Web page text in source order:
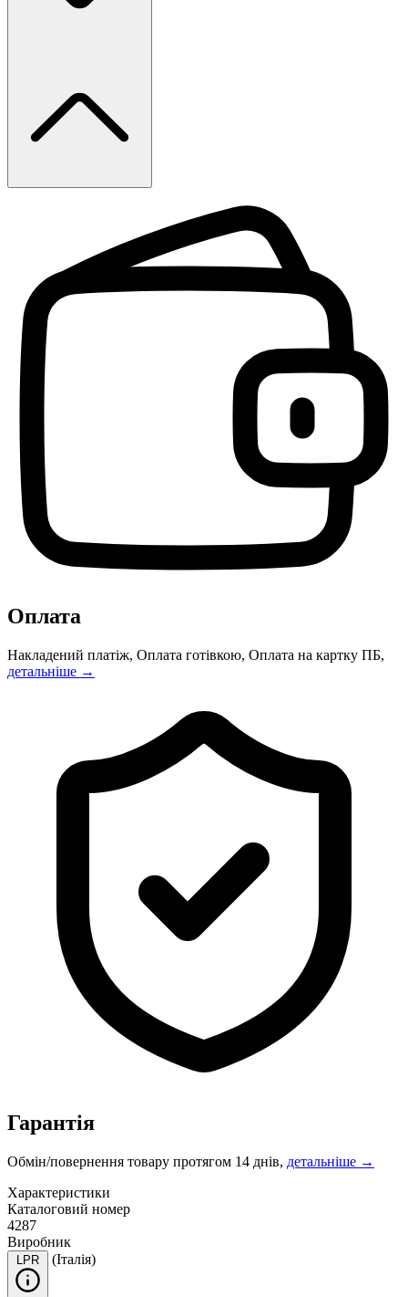
Оплата
Накладений платіж, Оплата готівкою, Оплата на картку ПБ,
детальніше →
Гарантія
Обмін/повернення товару протягом 14 днів, детальніше →
Характеристики
Каталоговий номер
4287
Виробник
(Італія)